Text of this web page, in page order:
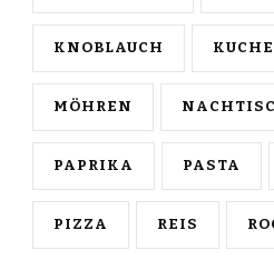
KNOBLAUCH
MÖHREN
PAPRIKA PASTA
PIZZA REIS